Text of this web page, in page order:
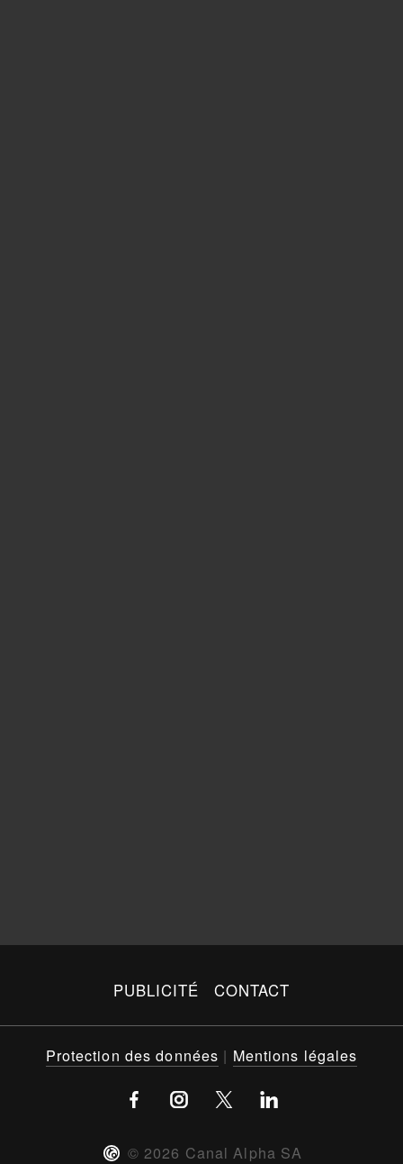
PUBLICITÉ CONTACT
© 2026 Canal Alpha SA
Protection des données | Mentions légales